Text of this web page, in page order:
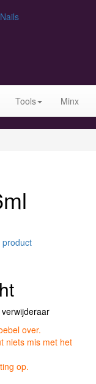
Tools Minx
product
over.
niets mis met het
op.